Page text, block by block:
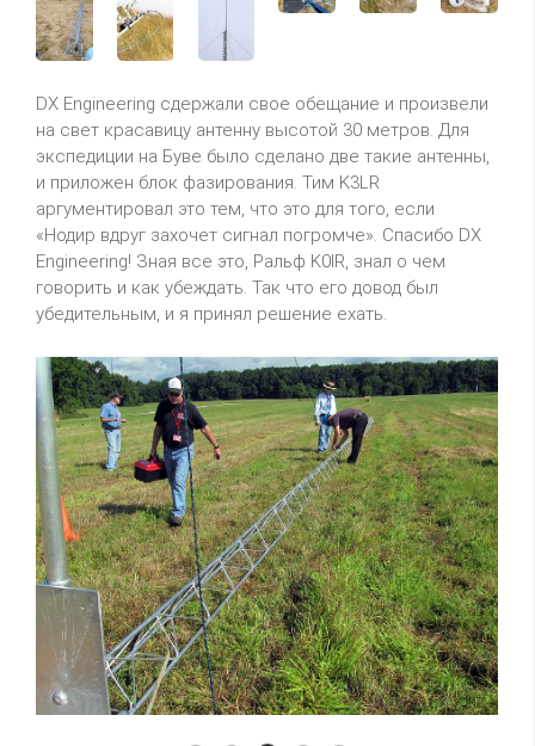
DX Engineering сдержали свое обещание и произвели
на свет красавицу антенну высотой 30 метров. Для
экспедиции на Буве было сделано две такие антенны,
и приложен блок фазирования. Тим K3LR
аргументировал это тем, что это для того, если
«Нодир вдруг захочет сигнал погромче». Спасибо DX
Engineering! Зная все это, Ральф K0IR, знал о чем
говорить и как убеждать. Так что его довод был
убедительным, и я принял решение ехать.